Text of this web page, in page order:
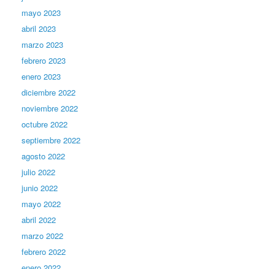
mayo 2023
abril 2023
marzo 2023
febrero 2023
enero 2023
diciembre 2022
noviembre 2022
octubre 2022
septiembre 2022
agosto 2022
julio 2022
junio 2022
mayo 2022
abril 2022
marzo 2022
febrero 2022